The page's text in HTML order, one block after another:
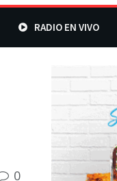
RADIO EN VIVO
0